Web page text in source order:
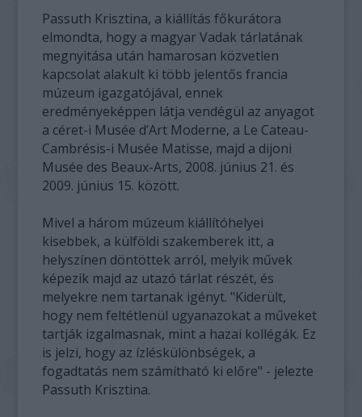
Passuth Krisztina, a kiállítás főkurátora
elmondta, hogy a magyar Vadak tárlatának
megnyitása után hamarosan közvetlen
kapcsolat alakult ki több jelentős francia
múzeum igazgatójával, ennek
eredményeképpen látja vendégül az anyagot
a céret-i Musée d’Art Moderne, a Le Cateau-
Cambrésis-i Musée Matisse, majd a dijoni
Musée des Beaux-Arts, 2008. június 21. és
2009. június 15. között.
Mivel a három múzeum kiállítóhelyei
kisebbek, a külföldi szakemberek itt, a
helyszínen döntöttek arról, melyik művek
képezik majd az utazó tárlat részét, és
melyekre nem tartanak igényt. "Kiderült,
hogy nem feltétlenül ugyanazokat a műveket
tartják izgalmasnak, mint a hazai kollégák. Ez
is jelzi, hogy az ízléskülönbségek, a
fogadtatás nem számítható ki előre" - jelezte
Passuth Krisztina.